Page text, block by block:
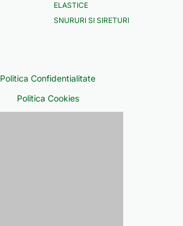
ELASTICE
SNURURI SI SIRETURI
Politica Confidentialitate
Politica Cookies